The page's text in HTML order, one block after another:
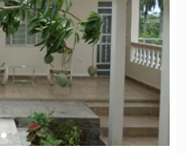
•••